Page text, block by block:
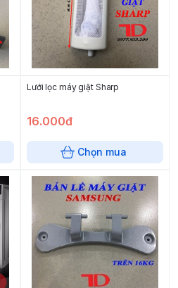
Lưới lọc máy giặt Sharp
16.000đ
Chọn mua